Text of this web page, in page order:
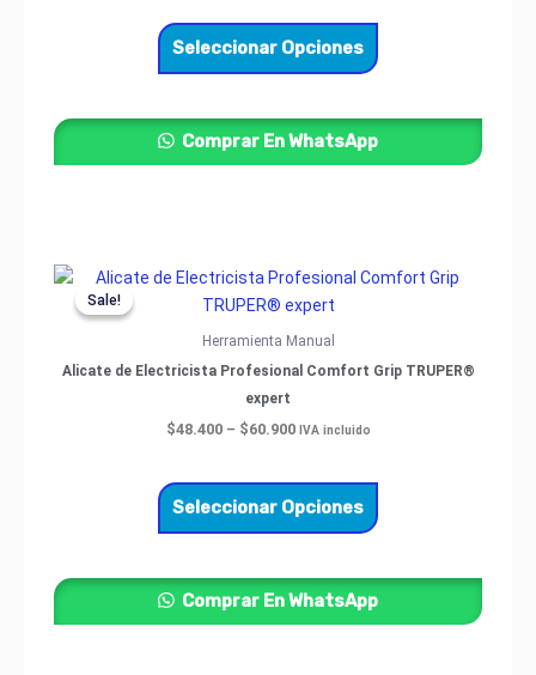
Seleccionar Opciones
se
elegir
en
Comprar En WhatsApp
Sale!
Sale!
Herramienta Manual
Alicate de Electricista Profesional Comfort Grip TRUPER®
expert
$48.400 – $60.900
Price
$48.400
$60.900
IVA incluido
Seleccionar Opciones
Este
variantes.
elegir
la
página
Comprar En WhatsApp